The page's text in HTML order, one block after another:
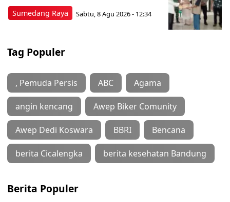
Sumedang Raya Sabtu, 8 Agu 2026 - 12:34
Tag Populer
, Pemuda Persis ABC Agama
angin kencang Awep Biker Comunity
Awep Dedi Koswara BBRI Bencana
berita Cicalengka berita kesehatan Bandung
Berita Populer